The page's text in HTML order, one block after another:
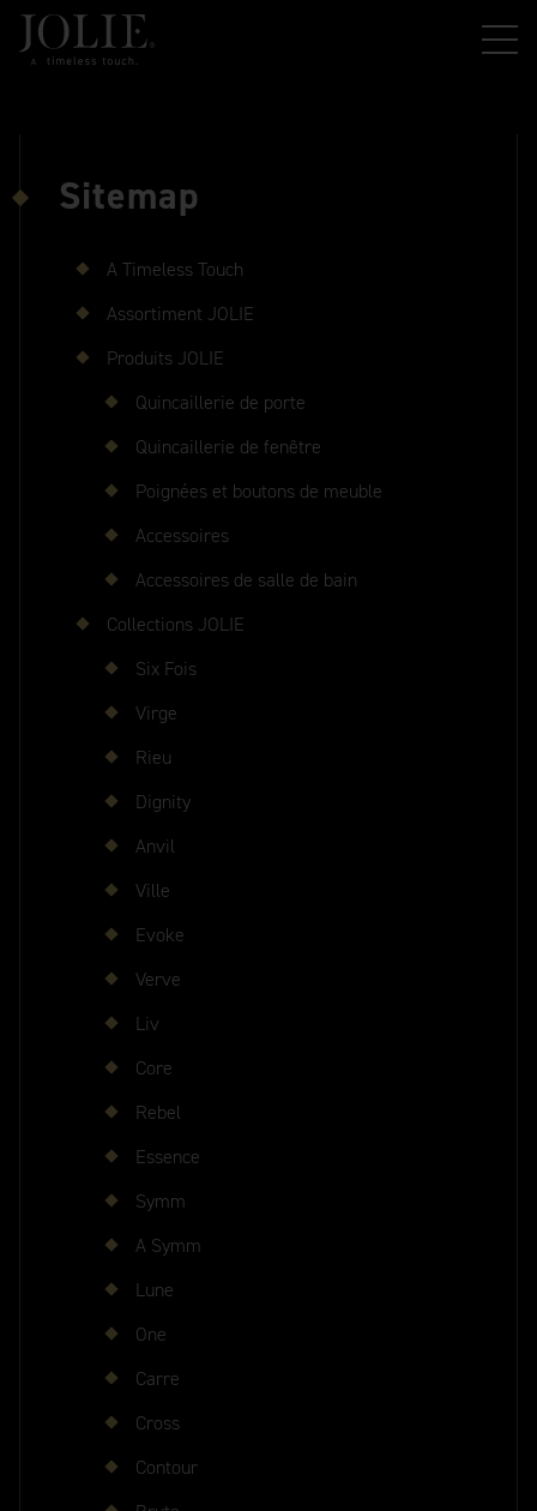
Sitemap
A Timeless Touch
Assortiment JOLIE
Produits JOLIE
Quincaillerie de porte
Quincaillerie de fenêtre
Poignées et boutons de meuble
Accessoires
Accessoires de salle de bain
Collections JOLIE
Six Fois
Virge
Rieu
Dignity
Anvil
Ville
Evoke
Verve
Liv
Core
Rebel
Essence
Symm
A Symm
Lune
One
Carre
Cross
Contour